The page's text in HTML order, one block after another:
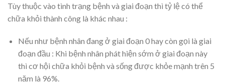
Tùy thuộc vào tình trạng bệnh và giai đoạn thì tỷ lệ có thể
chữa khỏi thành công là khác nhau :
Nếu như bệnh nhân đang ở giai đoạn 0 hay còn gọi là giai
đoạn đầu : Khi bệnh nhân phát hiện sớm ở giai đoạn này
thì cơ hội chữa khỏi bệnh và sống được khỏe mạnh trên 5
năm là 96%.